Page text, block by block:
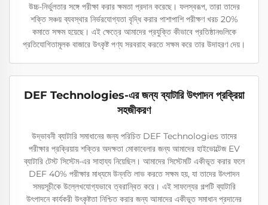
উচ্চ-নির্ভুলতার সঙ্গে পরীক্ষা করার ক্ষমতা প্রদান করেছে। ফলস্বরূপ, তারা তাদের
শক্তি সঞ্চয় ব্যবস্থার নির্ভরযোগ্যতা বৃদ্ধি করার পাশাপাশি পরীক্ষণ খরচ 20%
কমাতে সক্ষম হয়েছে। এই ক্ষেত্রে আমাদের প্রযুক্তি কীভাবে প্রতিষ্ঠানগুলিকে
প্রতিযোগিতামূলক বাজারে উৎকৃষ্ট পণ্য সরবরাহ করতে সক্ষম করে তার উদাহরণ দেয়।
DEF Technologies-এর জন্য ব্যাটারি উৎপাদন প্রক্রিয়া
সহজীকরণ
উদ্ভাবনী ব্যাটারি সমাধানের জন্য পরিচিত DEF Technologies তাদের
পরীক্ষার প্রক্রিয়ায় শক্তির অদক্ষতা মোকাবেলার জন্য আমাদের হাইভোল্টেজ EV
ব্যাটারি টেস্ট সিস্টেম-এর সাহায্য নিয়েছিল। আমাদের সিস্টেমটি একীভূত করার ফলে
DEF 40% পরীক্ষার মাধ্যমে উন্নতি লাভ করতে সক্ষম হয়, যা তাদের উৎপাদন
সময়সূচীকে উল্লেখযোগ্যভাবে ত্বরান্বিত করে। এই সাফল্যের গল্পটি ব্যাটারি
উৎপাদনে কার্যকরী উৎকৃষ্টতা নিশ্চিত করার জন্য আমাদের একীভূত সমাধান প্রদানের